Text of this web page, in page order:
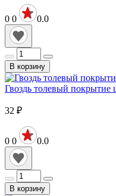
0 0 0.0
В корзину
Гвоздь толевый
32 ₽
0 0 0.0
В корзину